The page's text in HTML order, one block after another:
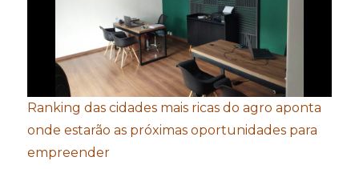
Ranking das cidades mais ricas do agro aponta
onde estarão as próximas oportunidades para
empreender